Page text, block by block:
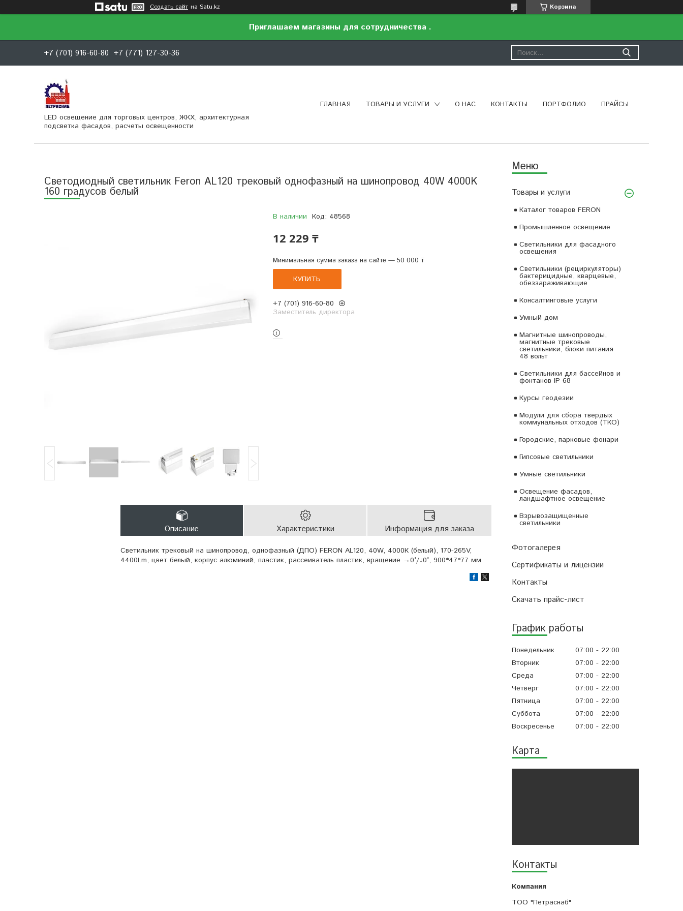
Создать сайт на Satu.kz Корзина
Приглашаем магазины для сотрудничества .
+7 (701) 916-60-80 +7 (771) 127-30-36
LED освещение для торговых центров, ЖКХ, архитектурная
подсветка фасадов, расчеты освещенности
ГЛАВНАЯ ТОВАРЫ И УСЛУГИ О НАС КОНТАКТЫ ПОРТФОЛИО ПРАЙСЫ
Товары и услуги
Каталог товаров FERON
Промышленное освещение
Светильники для фасадного
освещения
Светильники (рециркуляторы)
бактерицидные, кварцевые,
обеззараживающие
Консалтинговые услуги
Умный дом
Магнитные шинопроводы,
магнитные трековые
светильники, блоки питания
48 вольт
Светильники для бассейнов и
фонтанов IP 68
Курсы геодезии
Модули для сбора твердых
коммунальных отходов (ТКО)
Городские, парковые фонари
Гипсовые светильники
Умные светильники
Освещение фасадов,
ландшафтное освещение
Взрывозащищенные
светильники
Фотогалерея
Сертификаты и лицензии
Контакты
Скачать прайс-лист
График работы
Понедельник 07:00
22:00
Вторник
07:00
22:00
Среда
07:00
22:00
Четверг
07:00
22:00
Пятница
07:00
22:00
Суббота
07:00
22:00
Воскресенье
07:00 22:00
Карта
Контакты
ТОО "Петраснаб"
Светодиодный светильник Feron AL120 трековый однофазный на шинопровод 40W 4000K
160 градусов белый
В наличии Код: 48568
12 229 ₸
Минимальная сумма заказа на сайте — 50 000 ₸
КУПИТЬ
+7 (701) 916-60-80
Заместитель директора
Описание Характеристики Информация для заказа
Светильник трековый на шинопровод, однофазный (ДПО) FERON AL120, 40W, 4000К (белый), 170-265V,
4400Lm, цвет белый, корпус алюминий, пластик, рассеиватель пластик, вращение →0°/↓0°, 900*47*77 мм